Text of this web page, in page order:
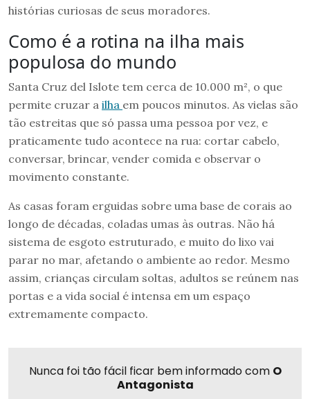
histórias curiosas de seus moradores.
Como é a rotina na ilha mais
populosa do mundo
Santa Cruz del Islote tem cerca de 10.000 m², o que
permite cruzar a ilha em poucos minutos. As vielas são
tão estreitas que só passa uma pessoa por vez, e
praticamente tudo acontece na rua: cortar cabelo,
conversar, brincar, vender comida e observar o
movimento constante.
As casas foram erguidas sobre uma base de corais ao
longo de décadas, coladas umas às outras. Não há
sistema de esgoto estruturado, e muito do lixo vai
parar no mar, afetando o ambiente ao redor. Mesmo
assim, crianças circulam soltas, adultos se reúnem nas
portas e a vida social é intensa em um espaço
extremamente compacto.
Nunca foi tão fácil ficar bem informado com O
Antagonista